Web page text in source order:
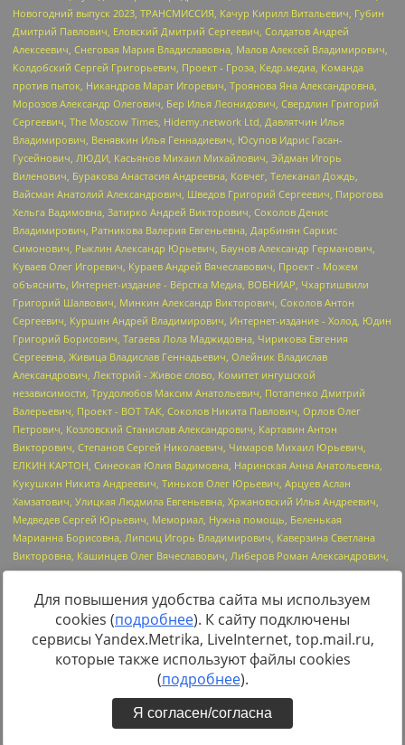
https://minjust.gov.ru/uploaded/files/reestr-
inostrannyih-agentov-22-03-2024.pdfданные на22.03.2024
Для повышения удобства сайта мы используем
cookies (подробнее). К сайту подключены
сервисы Yandex.Metrika, LiveInternet, top.mail.ru,
которые также используют файлы cookies
(подробнее).
Я согласен/согласна